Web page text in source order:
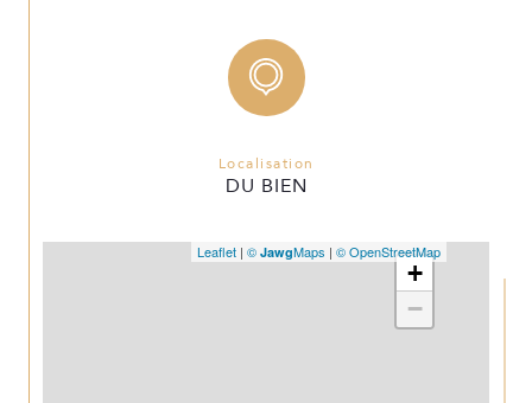
Localisation
DU BIEN
+
−
Leaflet | © JawgMaps | © OpenStreetMap